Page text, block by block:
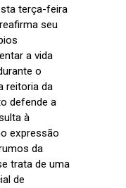
terça-feira
seu
a vida
o
reitoria da
defende a
à
expressão
da
trata de uma
de